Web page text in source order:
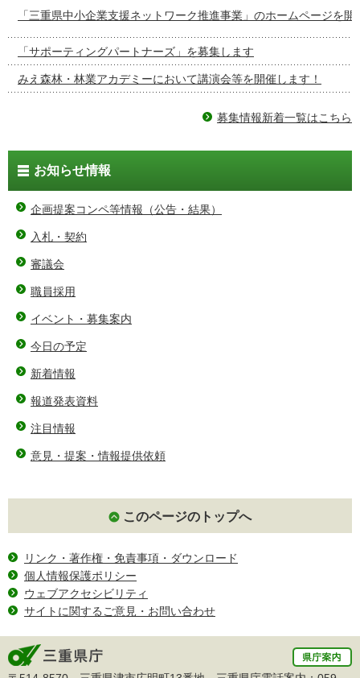
「三重県中小企業支援ネットワーク推進事業」のホームページを開
「サポーティングパートナーズ」を募集します
みえ森林・林業アカデミーにおいて講演会等を開催します！
募集情報新着一覧はこちら
お知らせ情報
企画提案コンペ等情報（公告・結果）
入札・契約
審議会
職員採用
イベント・募集案内
今日の予定
新着情報
報道発表資料
注目情報
意見・提案・情報提供依頼
このページのトップへ
リンク・著作権・免責事項・ダウンロード
個人情報保護ポリシー
ウェブアクセシビリティ
サイトに関するご意見・お問い合わせ